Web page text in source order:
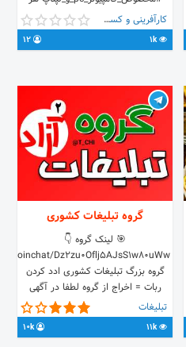
چقدر هم پوکیده باشه مهم نیست ✅
کانال ما برای آموزش 👇 🆔
@kaseb_BTC
کارآفرینی و کسب و کار
1k
گروه تبلیغات کشوری
🎯 لینک گروه 👇
joinchat/Dz2zu0Oflj5AJsS1w80uWw
گروه بزرگ تبلیغات کشوری ادد کردن
ربات = اخراج از گروه لطفا در آگهی
های دیگران دخالت نفرمائیدتبلیغات
11k
10k